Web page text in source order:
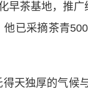
早茶基地，推
已采摘茶青
独厚的气候